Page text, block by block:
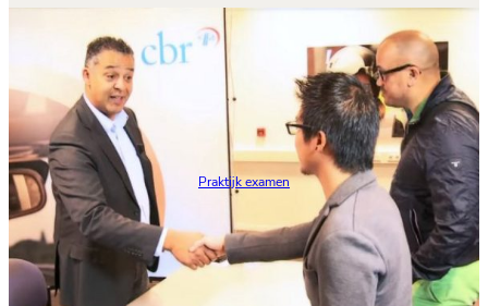
Praktijk examen